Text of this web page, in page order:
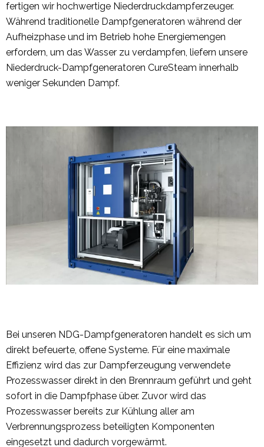
fertigen wir hochwertige Niederdruckdampferzeuger.
Während traditionelle Dampfgeneratoren während der
Aufheizphase und im Betrieb hohe Energiemengen
erfordern, um das Wasser zu verdampfen, liefern unsere
Niederdruck-Dampfgeneratoren CureSteam innerhalb
weniger Sekunden Dampf.
Bei unseren NDG-Dampfgeneratoren handelt es sich um
direkt befeuerte, offene Systeme. Für eine maximale
Effizienz wird das zur Dampferzeugung verwendete
Prozesswasser direkt in den Brennraum geführt und geht
sofort in die Dampfphase über. Zuvor wird das
Prozesswasser bereits zur Kühlung aller am
Verbrennungsprozess beteiligten Komponenten
eingesetzt und dadurch vorgewärmt.